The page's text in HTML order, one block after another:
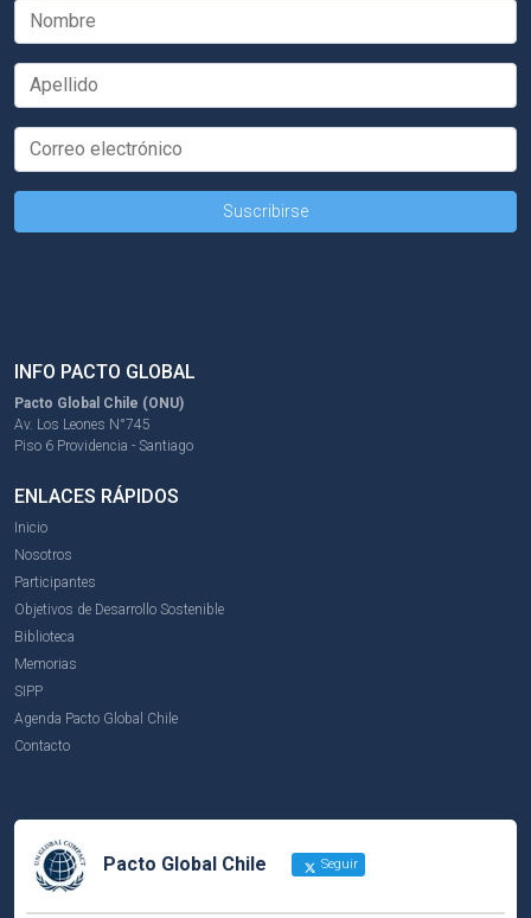
INFO PACTO GLOBAL
Pacto Global Chile (ONU)
Av. Los Leones N°745
Piso 6 Providencia - Santiago
ENLACES RÁPIDOS
Inicio
Nosotros
Participantes
Objetivos de Desarrollo Sostenible
Biblioteca
Memorias
SIPP
Agenda Pacto Global Chile
Contacto
Pacto Global Chile Seguir